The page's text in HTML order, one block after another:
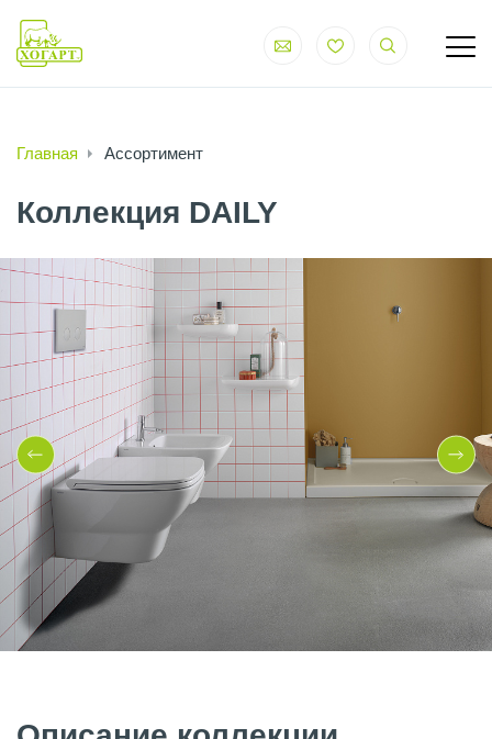
Главная Ассортимент
Коллекция DAILY